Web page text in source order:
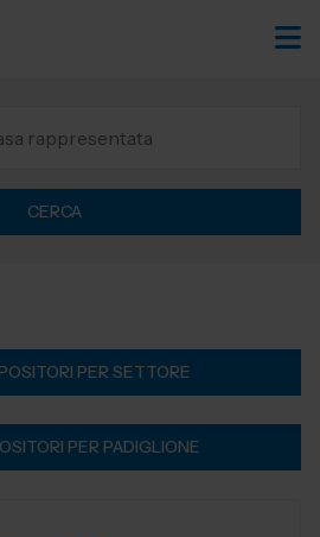
CERCA
PER SETTORE
PER PADIGLIONE